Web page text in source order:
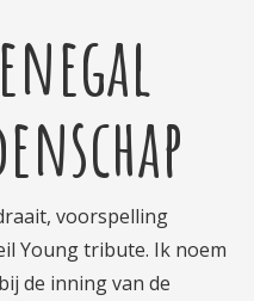
voorspelling
Young tribute. Ik noem
de inning van de